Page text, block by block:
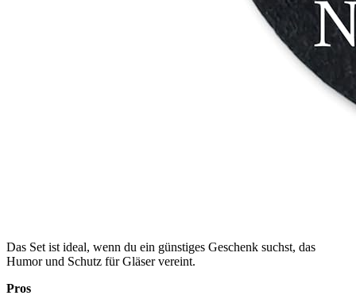
Das Set ist ideal, wenn du ein günstiges Geschenk suchst, das
Humor und Schutz für Gläser vereint.
Pros